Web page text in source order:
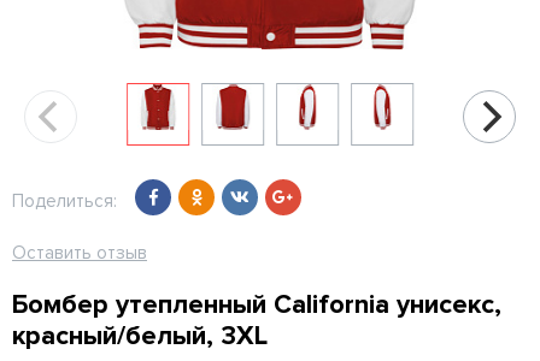
Поделиться:
Оставить отзыв
Бомбер утепленный California унисекс,
красный/белый, 3XL